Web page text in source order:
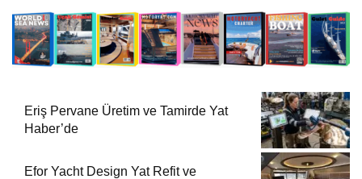
Eriş Pervane Üretim ve Tamirde Yat
Haber’de
Efor Yacht Design Yat Refit ve